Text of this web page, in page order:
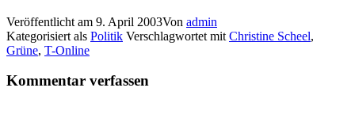
Veröffentlicht am 9. April 2003Von admin
Kategorisiert als Politik Verschlagwortet mit Christine Scheel,
Grüne, T-Online
Kommentar verfassen